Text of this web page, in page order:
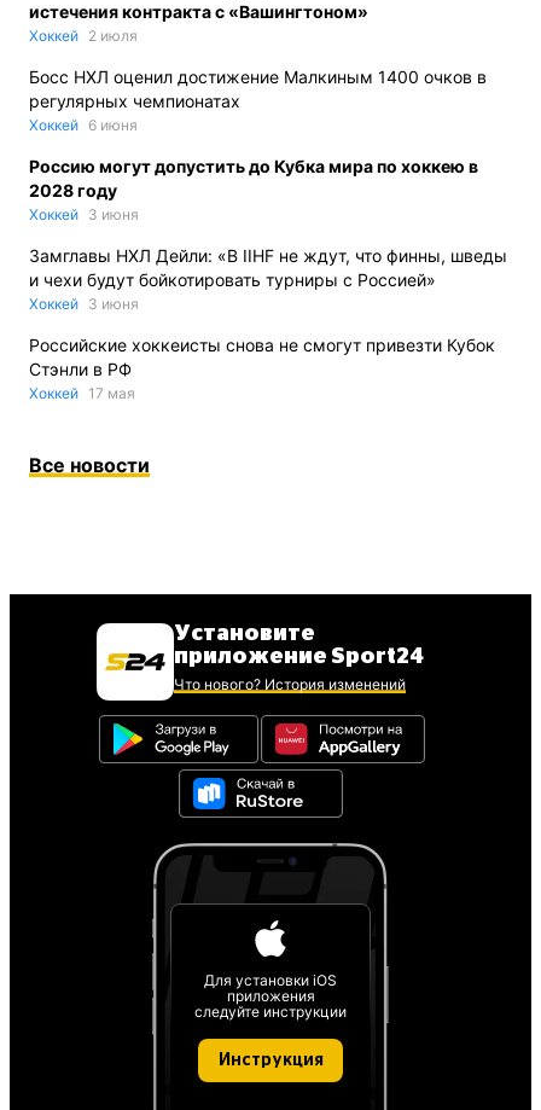
истечения контракта с «Вашингтоном»
Хоккей 2 июля
Босс НХЛ оценил достижение Малкиным 1400 очков в
регулярных чемпионатах
Хоккей 6 июня
Россию могут допустить до Кубка мира по хоккею в
2028 году
Хоккей 3 июня
Замглавы НХЛ Дейли: «В IIHF не ждут, что финны, шведы
и чехи будут бойкотировать турниры с Россией»
Хоккей 3 июня
Российские хоккеисты снова не смогут привезти Кубок
Стэнли в РФ
Хоккей 17 мая
Все новости
Установите
приложение Sport24
Что нового? История изменений
Для установки iOS
приложения
следуйте инструкции
Инструкция